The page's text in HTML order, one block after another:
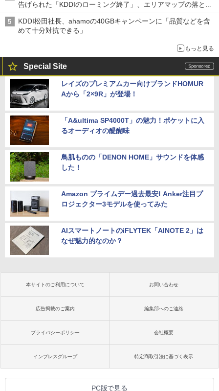
告げられた「KDDIのローミング終了」、エリアマップの落とし
穴と楽天モバイルの課題
KDDI松田社長、ahamoの40GBキャンペーンに「品質などを含
めて十分対抗できる」
もっと見る
Special Site
レイズのプレミアムカー向けブランドHOMUR
Aから「2×9R」が登場！
「A&ultima SP4000T」の魅力！ポケットに入
るオーディオの醍醐味
鳥肌ものの「DENON HOME」サウンドを体感
した！
Amazon プライムデー過去最安! Anker注目プ
ロジェクター3モデルを使ってみた
AIスマートノートのiFLYTEK「AINOTE 2」は
なぜ魅力的なのか？
本サイトのご利用について お問い合わせ
広告掲載のご案内 編集部へのご連絡
プライバシーポリシー 会社概要
インプレスグループ 特定商取引法に基づく表示
PC版で見る